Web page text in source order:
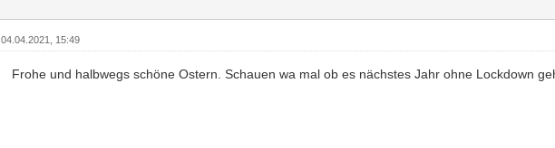
04.04.2021, 15:49
Frohe und halbwegs schöne Ostern. Schauen wa mal ob es nächstes Jahr ohne Lockdown